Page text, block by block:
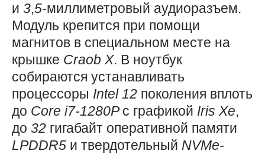
и 3,5-миллиметровый аудиоразъем.
Модуль крепится при помощи
магнитов в специальном месте на
крышке Craob X. В ноутбук
собираются устанавливать
процессоры Intel 12 поколения вплоть
до Core i7-1280Pс графикой Iris Xe,
до 32 гигабайт оперативной памяти
LPDDR5 и твердотельный NVMe-